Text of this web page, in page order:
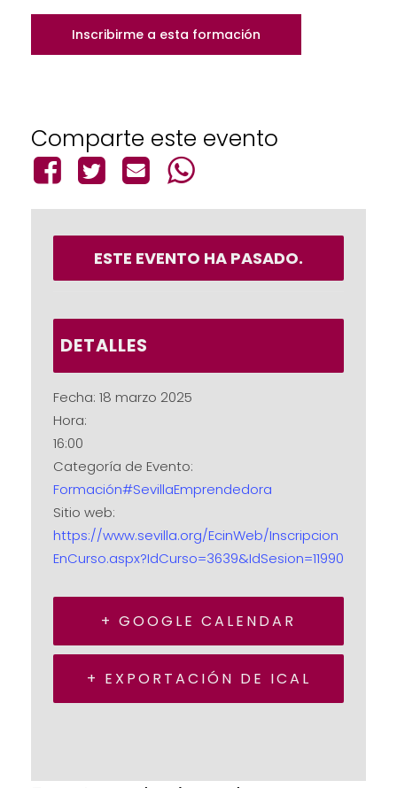
Inscribirme a esta formación
Comparte este evento
ESTE EVENTO HA PASADO.
DETALLES
Fecha: 18 marzo 2025
Hora:
16:00
Categoría de Evento:
Formación#SevillaEmprendedora
Sitio web:
https://www.sevilla.org/EcinWeb/Inscripcion
EnCurso.aspx?IdCurso=3639&IdSesion=11990
+ GOOGLE CALENDAR
+ EXPORTACIÓN DE ICAL